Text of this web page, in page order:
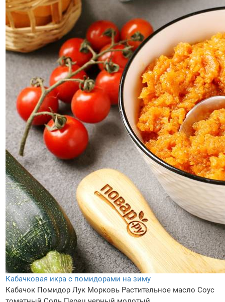
Кабачковая икра с помидорами на зиму
Кабачок Помидор Лук Морковь Растительное масло Соус